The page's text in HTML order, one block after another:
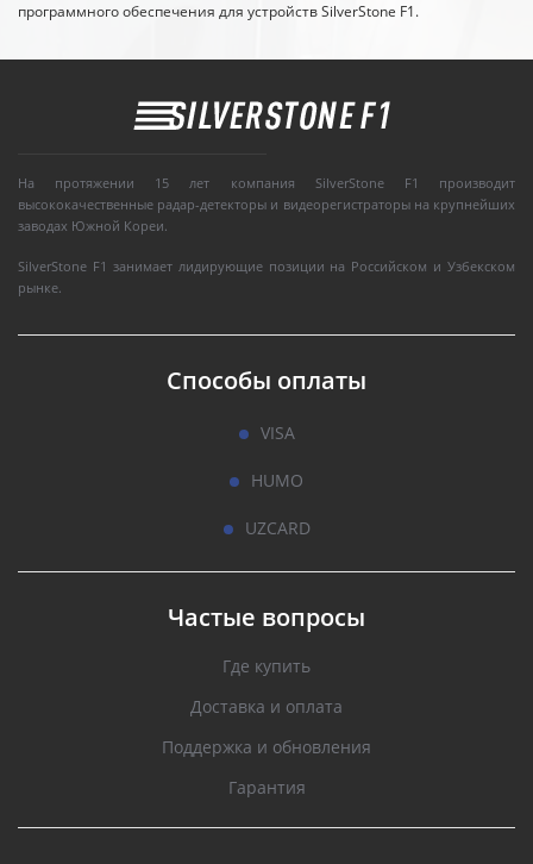
программного обеспечения для устройств SilverStone F1.
На протяжении 15 лет компания SilverStone F1 производит
высококачественные радар-детекторы и видеорегистраторы на крупнейших
заводах Южной Кореи.
SilverStone F1 занимает лидирующие позиции на Российском и Узбекском
рынке.
Способы оплаты
VISA
HUMO
UZCARD
Частые вопросы
Где купить
Доставка и оплата
Поддержка и обновления
Гарантия